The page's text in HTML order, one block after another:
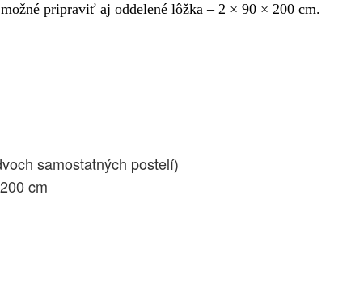
pripraviť aj oddelené lôžka – 2 × 90 × 200 cm.
samostatných postelí)
cm